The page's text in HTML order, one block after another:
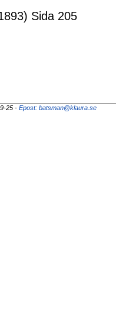
Sida 205
25 - Epost: batsman@klaura.se